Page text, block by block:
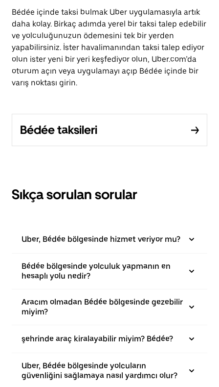
Bédée içinde taksi bulmak Uber uygulamasıyla artık
daha kolay. Birkaç adımda yerel bir taksi talep edebilir
ve yolculuğunuzun ödemesini tek bir yerden
yapabilirsiniz. İster havalimanından taksi talep ediyor
olun ister yeni bir yeri keşfediyor olun, Uber.com’da
oturum açın veya uygulamayı açıp Bédée içinde bir
varış noktası girin.
Bédée taksileri
Sıkça sorulan sorular
Uber, Bédée bölgesinde hizmet veriyor mu?
Bédée bölgesinde yolculuk yapmanın en
hesaplı yolu nedir?
Aracım olmadan Bédée bölgesinde gezebilir
miyim?
şehrinde araç kiralayabilir miyim? Bédée?
Uber, Bédée bölgesinde yolcuların
güvenliğini sağlamaya nasıl yardımcı olur?